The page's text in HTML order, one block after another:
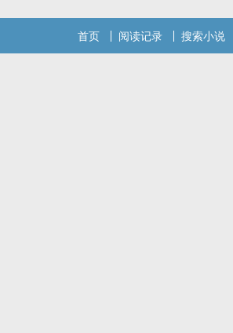
首页 阅读记录 搜索小说